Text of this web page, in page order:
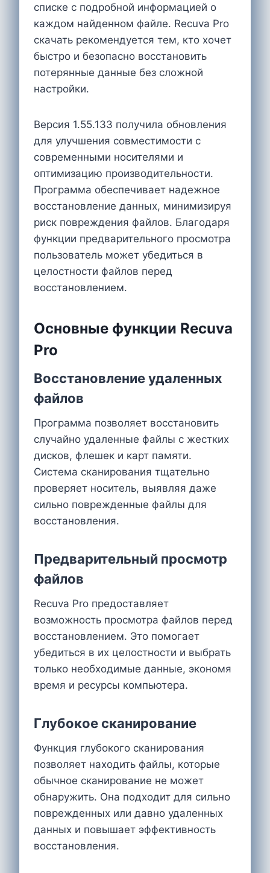
списке с подробной информацией о
каждом найденном файле. Recuva Pro
скачать рекомендуется тем, кто хочет
быстро и безопасно восстановить
потерянные данные без сложной
настройки.
Версия 1.55.133 получила обновления
для улучшения совместимости с
современными носителями и
оптимизацию производительности.
Программа обеспечивает надежное
восстановление данных, минимизируя
риск повреждения файлов. Благодаря
функции предварительного просмотра
пользователь может убедиться в
целостности файлов перед
восстановлением.
Основные функции Recuva
Pro
Восстановление удаленных
файлов
Программа позволяет восстановить
случайно удаленные файлы с жестких
дисков, флешек и карт памяти.
Система сканирования тщательно
проверяет носитель, выявляя даже
сильно поврежденные файлы для
восстановления.
Предварительный просмотр
файлов
Recuva Pro предоставляет
возможность просмотра файлов перед
восстановлением. Это помогает
убедиться в их целостности и выбрать
только необходимые данные, экономя
время и ресурсы компьютера.
Глубокое сканирование
Функция глубокого сканирования
позволяет находить файлы, которые
обычное сканирование не может
обнаружить. Она подходит для сильно
поврежденных или давно удаленных
данных и повышает эффективность
восстановления.